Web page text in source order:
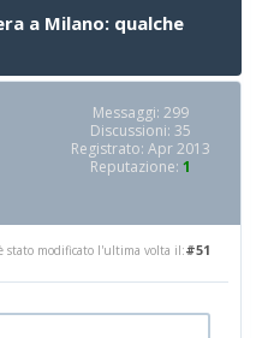
a Milano: qualche
Messaggi: 299
Discussioni: 35
Registrato: Apr 2013
Reputazione: 1
#51
stato modificato l'ultima volta il: